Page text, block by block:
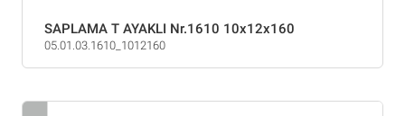
SAPLAMA T AYAKLI Nr.1610 10x12x160
05.01.03.1610_1012160